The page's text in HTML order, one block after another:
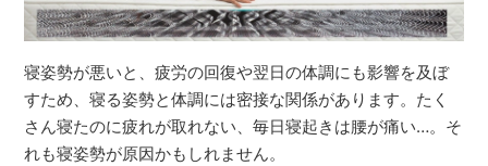
寝姿勢が悪いと、疲労の回復や翌日の体調にも影響を及ぼ
すため、寝る姿勢と体調には密接な関係があります。たく
さん寝たのに疲れが取れない、毎日寝起きは腰が痛い…。そ
れも寝姿勢が原因かもしれません。